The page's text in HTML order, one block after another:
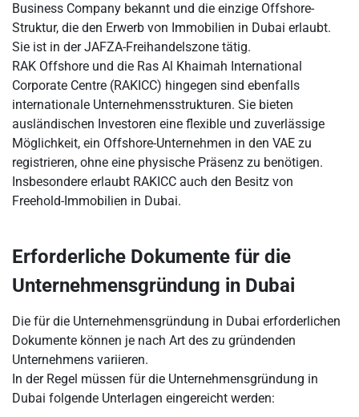
Business Company bekannt und die einzige Offshore-
Struktur, die den Erwerb von Immobilien in Dubai erlaubt.
Sie ist in der JAFZA-Freihandelszone tätig.
RAK Offshore und die Ras Al Khaimah International
Corporate Centre (RAKICC) hingegen sind ebenfalls
internationale Unternehmensstrukturen. Sie bieten
ausländischen Investoren eine flexible und zuverlässige
Möglichkeit, ein Offshore-Unternehmen in den VAE zu
registrieren, ohne eine physische Präsenz zu benötigen.
Insbesondere erlaubt RAKICC auch den Besitz von
Freehold-Immobilien in Dubai.
Erforderliche Dokumente für die
Unternehmensgründung in Dubai
Die für die Unternehmensgründung in Dubai erforderlichen
Dokumente können je nach Art des zu gründenden
Unternehmens variieren.
In der Regel müssen für die Unternehmensgründung in
Dubai folgende Unterlagen eingereicht werden: